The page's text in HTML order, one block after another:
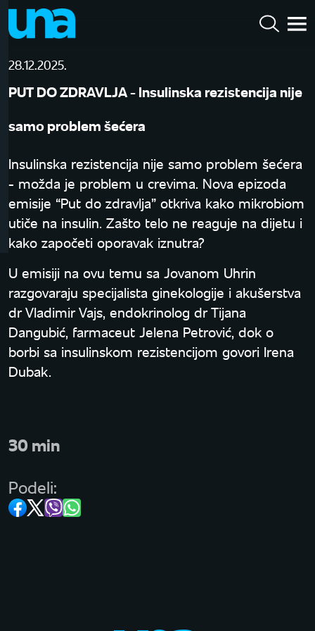
28.12.2025.
PUT DO ZDRAVLJA - Insulinska rezistencija nije
samo problem šećera
Insulinska rezistencija nije samo problem šećera
- možda je problem u crevima. Nova epizoda
emisije “Put do zdravlja” otkriva kako mikrobiom
utiče na insulin. Zašto telo ne reaguje na dijetu i
kako započeti oporavak iznutra?
U emisiji na ovu temu sa Jovanom Uhrin
razgovaraju specijalista ginekologije i akušerstva
dr Vladimir Vajs, endokrinolog dr Tijana
Dangubić, farmaceut Jelena Petrović, dok o
borbi sa insulinskom rezistencijom govori Irena
Dubak.
30 min
Podeli: